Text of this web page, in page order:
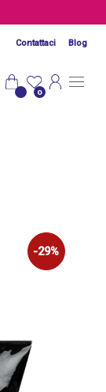
Contattaci Blog
0
-29%